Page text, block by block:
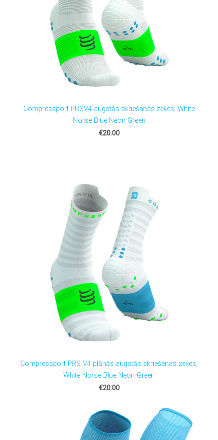
Compressport PRSV4 augstās skriešanas zeķes, White
Norse Blue Neon Green
€20.00
Compressport PRS V4 plānās augstās skriešanas zeķes,
White Norse Blue Neon Green
€20.00